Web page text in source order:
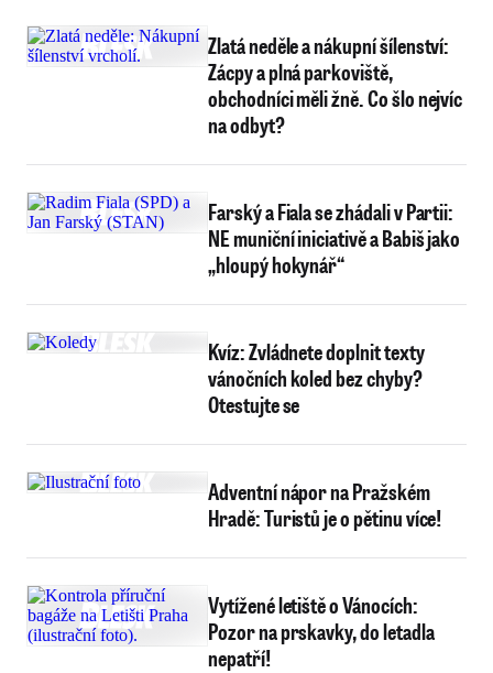
Zlatá neděle a nákupní šílenství:
Zácpy a plná parkoviště,
obchodníci měli žně. Co šlo nejvíc
na odbyt?
Farský a Fiala se zhádali v Partii:
NE muniční iniciativě a Babiš jako
„hloupý hokynář“
Kvíz: Zvládnete doplnit texty
vánočních koled bez chyby?
Otestujte se
Adventní nápor na Pražském
Hradě: Turistů je o pětinu více!
Vytížené letiště o Vánocích:
Pozor na prskavky, do letadla
nepatří!